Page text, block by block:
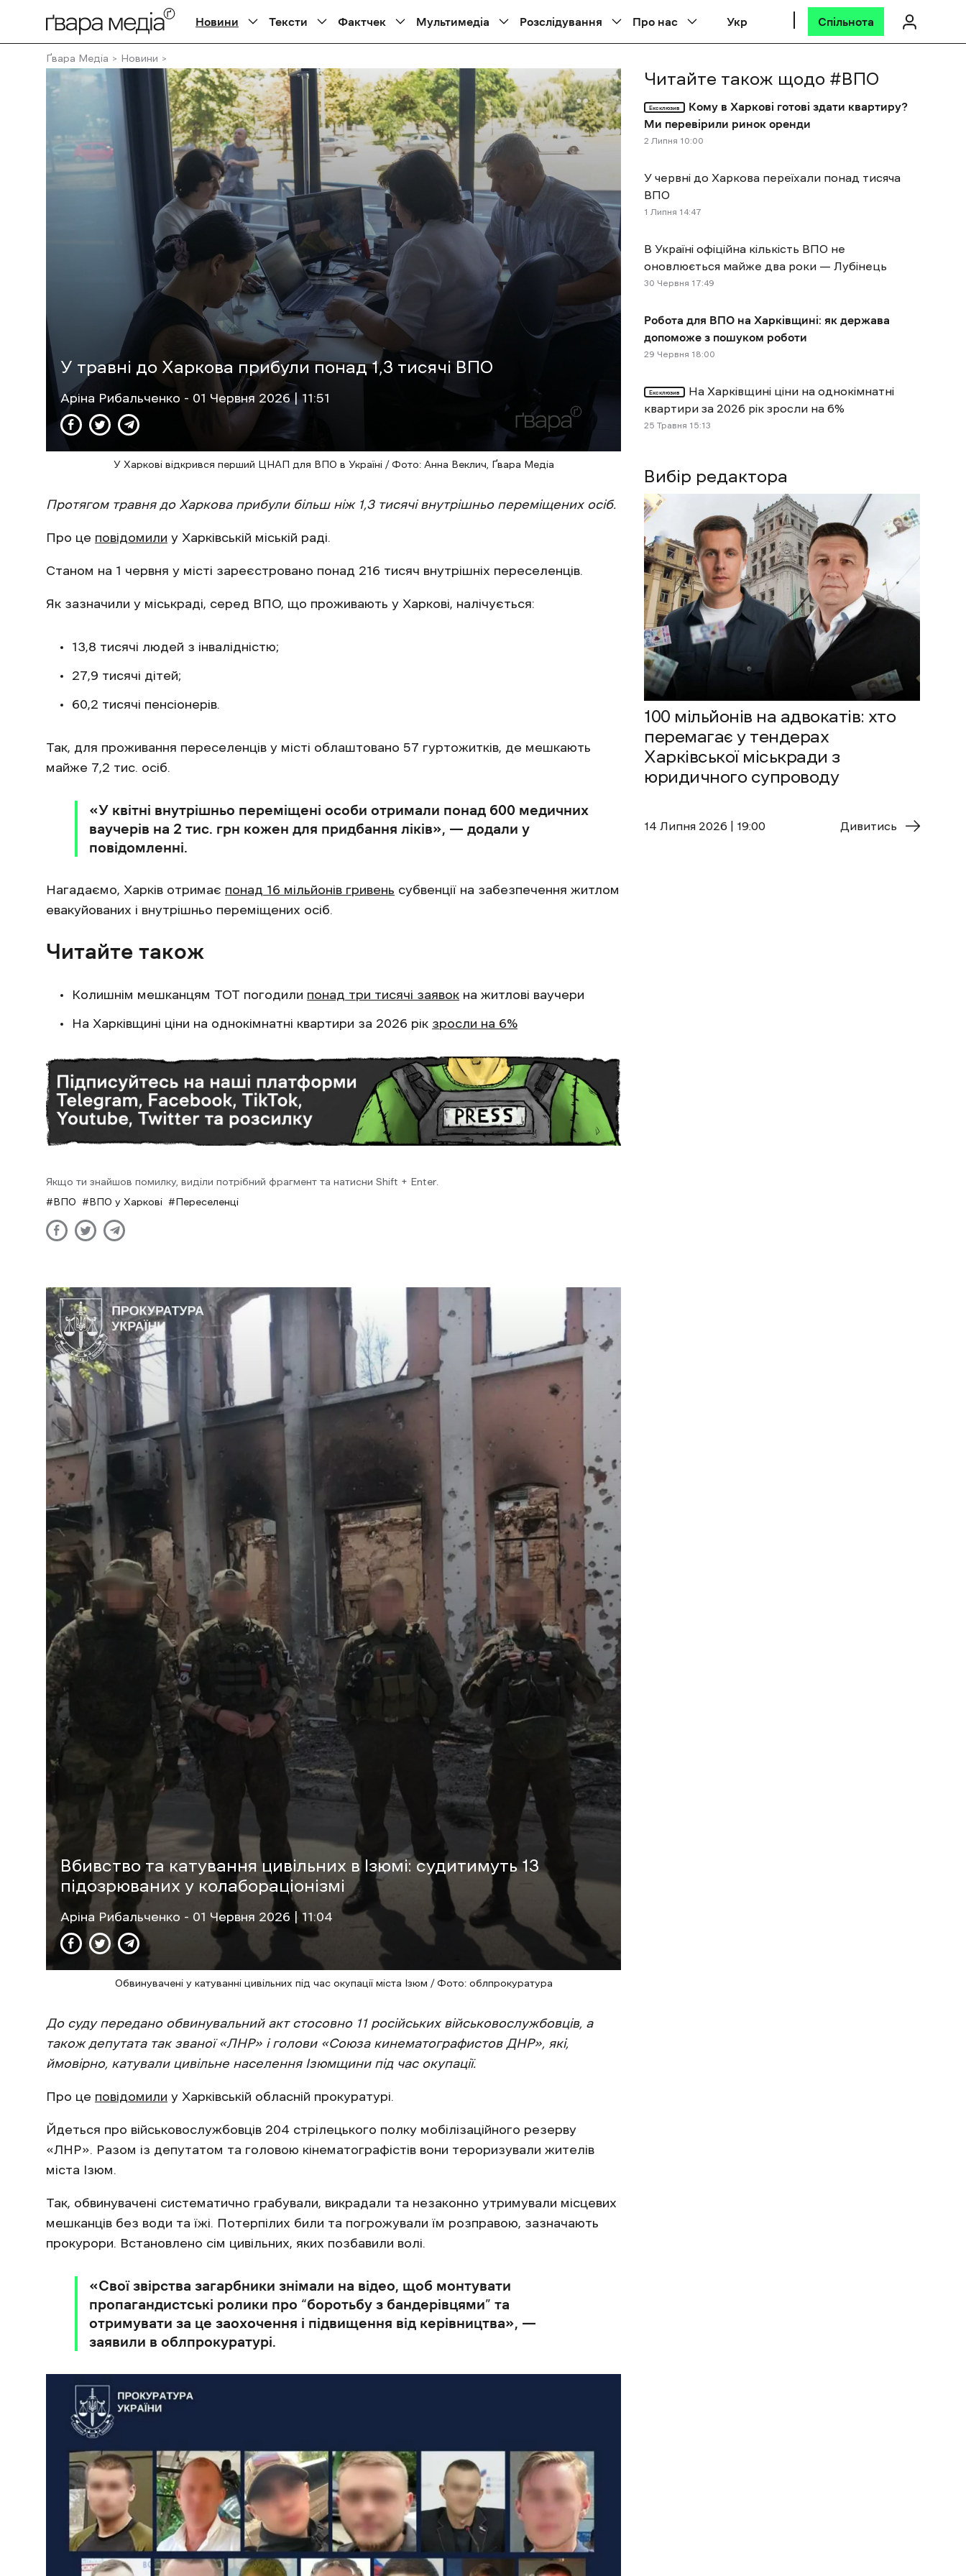
Новини Тексти Фактчек Мультимедіа Розслідування Про нас Укр Спільнота
Ґвара Медіа Новини
У травні до Харкова прибули понад 1,3 тисячі ВПО
Аріна Рибальченко - 01 Червня 2026 | 11:51
У Харкові відкрився перший ЦНАП для ВПО в Україні / Фото: Анна Веклич, Ґвара Медіа
Протягом травня до Харкова прибули більш ніж 1,3 тисячі внутрішньо переміщених осіб.
Про це повідомили у Харківській міській раді.
Станом на 1 червня у місті зареєстровано понад 216 тисяч внутрішніх переселенців.
Як зазначили у міськраді, серед ВПО, що проживають у Харкові, налічується:
13,8 тисячі людей з інвалідністю;
27,9 тисячі дітей;
60,2 тисячі пенсіонерів.
Так, для проживання переселенців у місті облаштовано 57 гуртожитків, де мешкають
майже 7,2 тис. осіб.
«У квітні внутрішньо переміщені особи отримали понад 600 медичних
ваучерів на 2 тис. грн кожен для придбання ліків», — додали у
повідомленні.
Нагадаємо, Харків отримає понад 16 мільйонів гривень субвенції на забезпечення житлом
евакуйованих і внутрішньо переміщених осіб.
Читайте також
Колишнім мешканцям ТОТ погодили понад три тисячі заявок на житлові ваучери
На Харківщині ціни на однокімнатні квартири за 2026 рік зросли на 6%
Якщо ти знайшов помилку, виділи потрібний фрагмент та натисни Shift + Enter.
ВПО
ВПО у Харкові Переселенці
Вбивство та катування цивільних в Ізюмі: судитимуть 13
підозрюваних у колабораціонізмі
Аріна Рибальченко - 01 Червня 2026 | 11:04
Обвинувачені у катуванні цивільних під час окупації міста Ізюм / Фото: облпрокуратура
До суду передано обвинувальний акт стосовно 11 російських військовослужбовців, а
також депутата так званої «ЛНР» і голови «Союза кинематографистов ДНР», які,
ймовірно, катували цивільне населення Ізюмщини під час окупації.
Про це повідомили у Харківській обласній прокуратурі.
Йдеться про військовослужбовців 204 стрілецького полку мобілізаційного резерву
«ЛНР». Разом із депутатом та головою кінематографістів вони тероризували жителів
міста Ізюм.
Так, обвинувачені систематично грабували, викрадали та незаконно утримували місцевих
мешканців без води та їжі. Потерпілих били та погрожували їм розправою, зазначають
прокурори. Встановлено сім цивільних, яких позбавили волі.
«Свої звірства загарбники знімали на відео, щоб монтувати
пропагандистські ролики про “боротьбу з бандерівцями” та
отримувати за це заохочення і підвищення від керівництва», —
заявили в облпрокуратурі.
Вибір редактора
100 мільйонів на адвокатів: хто
перемагає у тендерах
Харківської міськради з
юридичного супроводу
14 Липня 2026 | 19:00 Дивитись
Читайте також щодо # ВПО
Ексклюзив
Кому в Харкові готові здати квартиру?
Ми перевірили ринок оренди
2 Липня 10:00
У червні до Харкова переїхали понад тисяча
ВПО
1 Липня 14:47
В Україні офіційна кількість ВПО не
оновлюється майже два роки — Лубінець
30 Червня 17:49
Робота для ВПО на Харківщині: як держава
допоможе з пошуком роботи
29 Червня 18:00
Ексклюзив
На Харківщині ціни на однокімнатні
квартири за 2026 рік зросли на 6%
25 Травня 15:13